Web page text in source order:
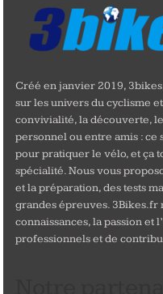
Créé en janvier 2019,
sur les univers du cyclisme
convivialité, la découverte,
personnel ou entre amis : ce
pour pratiquer le vélo, et ça
spécialité. Nous vous
et la préparation, des tests
grandes épreuves. 3Bikes.fr
connaissances, la passion
professionnels et de